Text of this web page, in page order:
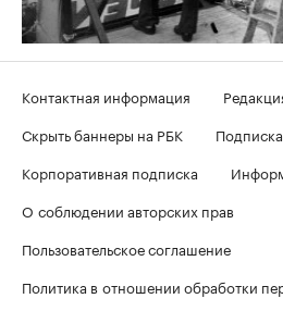
Контактная информация
Скрыть баннеры на РБК
Корпоративная подписка
О соблюдении авторских прав
Пользовательское соглашение
Политика в отношении обработки